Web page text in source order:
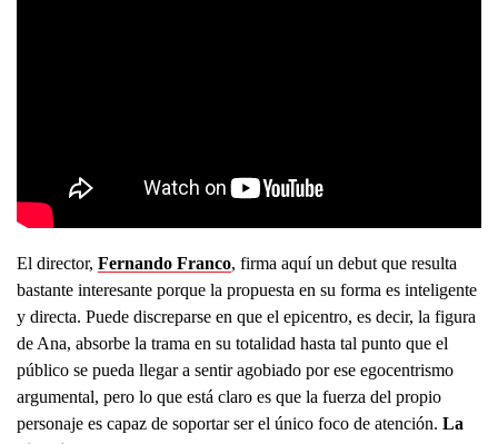
El director, Fernando Franco, firma aquí un debut que resulta
bastante interesante porque la propuesta en su forma es inteligente
y directa. Puede discreparse en que el epicentro, es decir, la figura
de Ana, absorbe la trama en su totalidad hasta tal punto que el
público se pueda llegar a sentir agobiado por ese egocentrismo
argumental, pero lo que está claro es que la fuerza del propio
personaje es capaz de soportar ser el único foco de atención. La